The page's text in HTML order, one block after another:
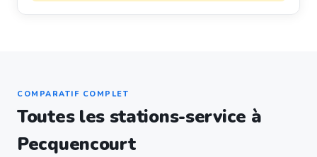
COMPARATIF COMPLET
Toutes les stations-service à
Pecquencourt